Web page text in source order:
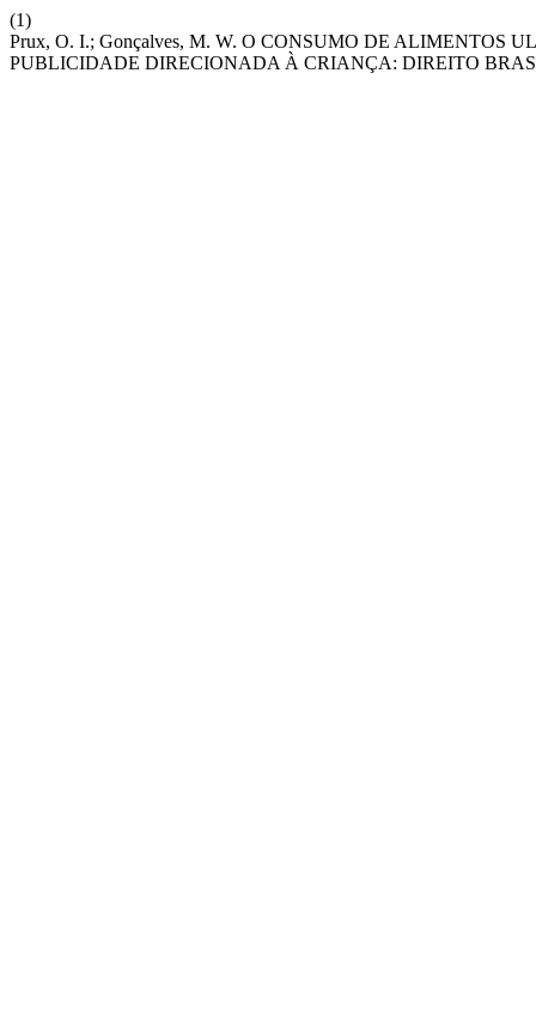
(1)
Prux, O. I.; Gonçalves, M. W. O CONSUMO DE ALIMENTOS
PUBLICIDADE DIRECIONADA À CRIANÇA: DIREITO